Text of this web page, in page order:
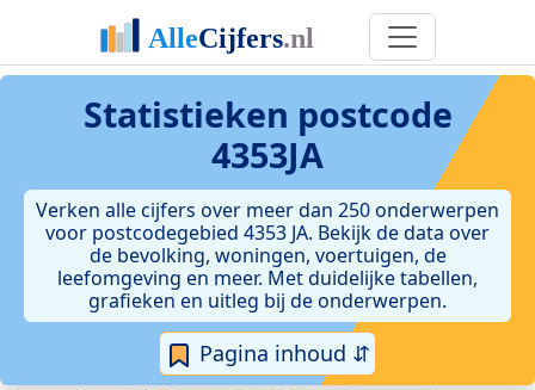
Statistieken postcode
4353JA
Verken alle cijfers over meer dan 250 onderwerpen
voor postcodegebied 4353 JA. Bekijk de data over
de bevolking, woningen, voertuigen, de
leefomgeving en meer. Met duidelijke tabellen,
grafieken en uitleg bij de onderwerpen.
Pagina inhoud ⇵